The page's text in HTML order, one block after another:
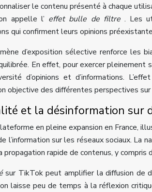
le contenu présenté à chaque
appelle l’ effet bulle de filtre. Les
qui confirment leurs opinions
d’exposition sélective renforce les
En effet, pour exercer pleinement
d’opinions et d’informations.
objective des différentes perspectives sur
et la désinformation sur
en pleine expansion en France,
l’information sur les réseaux sociaux.
propagation rapide de contenus, y compris
sur TikTok peut amplifier la diffusion de
laisse peu de temps à la réflexion